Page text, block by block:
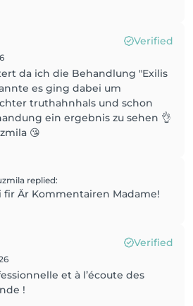
Verified
da ich die Behandlung "Exilis
es ging dabei um
truthahnhals und schon
ein ergebnis zu sehen 👌
😘
replied:
fir Är Kommentairen Madame!
Verified
et à l’écoute des
!